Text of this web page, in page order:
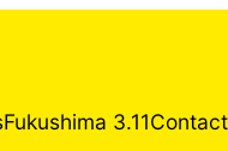
Fukushima 3.11Contact